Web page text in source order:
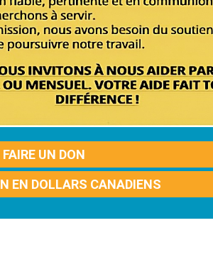
FAIRE UN DON
EN DOLLARS CANADIENS